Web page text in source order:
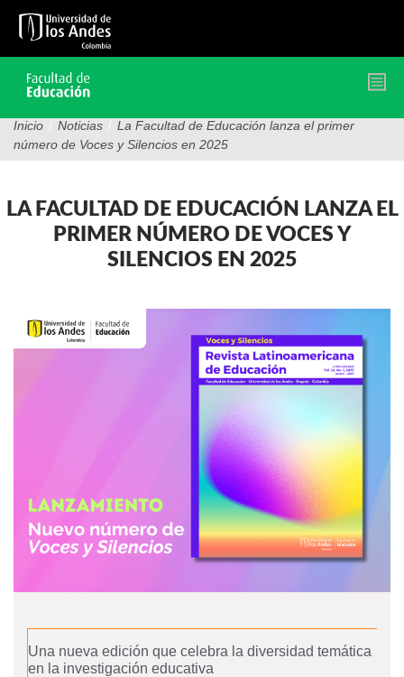
contenido
Inicio / Noticias / La Facultad de Educación lanza el primer
número de Voces y Silencios en 2025
LA FACULTAD DE EDUCACIÓN LANZA EL
PRIMER NÚMERO DE VOCES Y
SILENCIOS EN 2025
Una nueva edición que celebra la diversidad temática
en la investigación educativa